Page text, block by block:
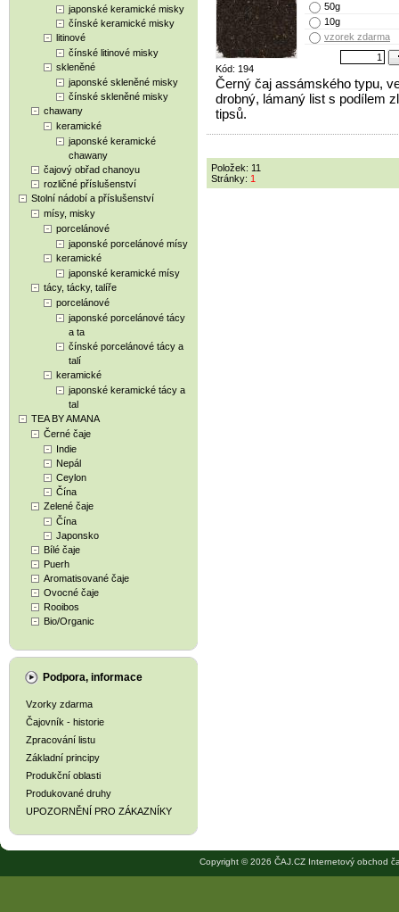
japonské keramické misky
čínské keramické misky
litinové
čínské litinové misky
skleněné
japonské skleněné misky
čínské skleněné misky
chawany
keramické
japonské keramické
chawany
čajový obřad chanoyu
rozličné příslušenství
Stolní nádobí a příslušenství
mísy, misky
porcelánové
japonské porcelánové mísy
keramické
japonské keramické mísy
tácy, tácky, talíře
porcelánové
japonské porcelánové tácy
a ta
čínské porcelánové tácy a
talí
keramické
japonské keramické tácy a
tal
TEA BY AMANA
Černé čaje
Indie
Nepál
Ceylon
Čína
Zelené čaje
Čína
Japonsko
Bílé čaje
Puerh
Aromatisované čaje
Ovocné čaje
Rooibos
Bio/Organic
Podpora, informace
Vzorky zdarma
Čajovník - historie
Zpracování listu
Základní principy
Produkční oblasti
Produkované druhy
UPOZORNĚNÍ PRO ZÁKAZNÍKY
Kód: 194
50g
10g
vzorek zdarma
Černý čaj assámského typu,
drobný, lámaný list s podílem
tipsů.
Položek: 11
Stránky: 1
Copyright © 2026 ČAJ.CZ Internetový obchod